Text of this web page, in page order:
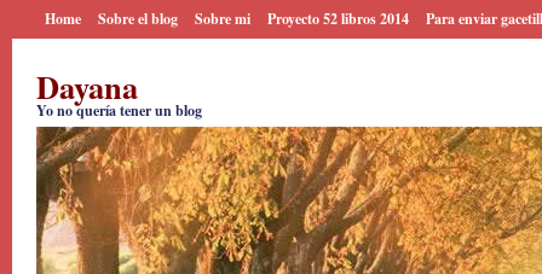
Home Sobre el blog Sobre mi Proyecto 52 libros 2014 Para enviar
Dayana
Yo no quería tener un blog